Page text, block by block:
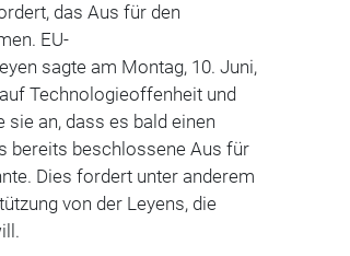
das Aus für den
EU-
sagte am Montag, 10. Juni,
Technologieoffenheit und
an, dass es bald einen
bereits beschlossene Aus für
Dies fordert unter anderem
von der Leyens, die